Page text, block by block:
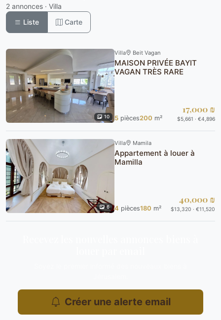
2 annonces · Villa
Liste
Carte
10
Villa Beit Vagan
MAISON PRIVÉE BAYIT
VAGAN TRÈS RARE
5 pièces200 m²
17,000 ₪
$5,661 · €4,896
6
Villa Mamila
Appartement à louer à
Mamilla
4 pièces180 m²
40,000 ₪
$13,320 · €11,520
Créer une alerte email